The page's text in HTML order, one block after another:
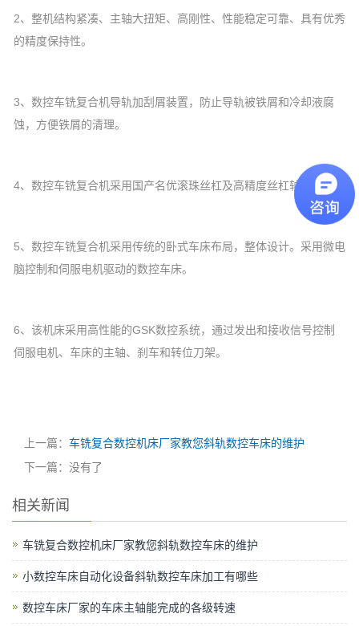
2、整机结构紧凑、主轴大扭矩、高刚性、性能稳定可靠、具有优秀
的精度保持性。
3、数控车铣复合机导轨加刮屑装置，防止导轨被铁屑和冷却液腐
蚀，方便铁屑的清理。
4、数控车铣复合机采用国产名优滚珠丝杠及高精度丝杠轴承。
5、数控车铣复合机采用传统的卧式车床布局，整体设计。采用微电
脑控制和伺服电机驱动的数控车床。
6、该机床采用高性能的GSK数控系统，通过发出和接收信号控制
伺服电机、车床的主轴、刹车和转位刀架。
上一篇： 车铣复合数控机床厂家教您斜轨数控车床的维护
下一篇：没有了
相关新闻
车铣复合数控机床厂家教您斜轨数控车床的维护
小数控车床自动化设备斜轨数控车床加工有哪些
数控车床厂家的车床主轴能完成的各级转速